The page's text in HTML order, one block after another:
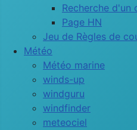
Recherche d'un
Page HN
Jeu de Règles de
Météo
Météo marine
winds-up
windguru
windfinder
meteociel